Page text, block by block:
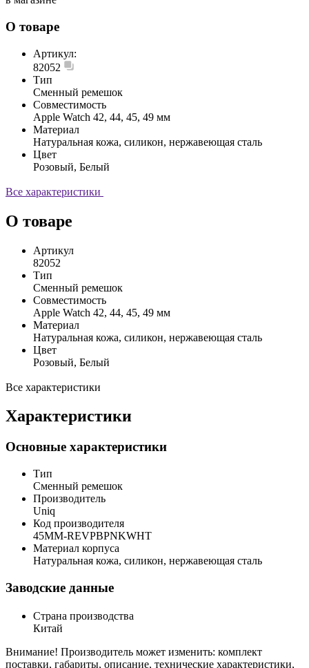
О товаре
Артикул:
82052
Тип
Сменный ремешок
Совместимость
Apple Watch 42, 44, 45, 49 мм
Материал
Натуральная кожа, силикон, нержавеющая сталь
Цвет
Розовый, Белый
Все характеристики
О товаре
Артикул
82052
Тип
Сменный ремешок
Совместимость
Apple Watch 42, 44, 45, 49 мм
Материал
Натуральная кожа, силикон, нержавеющая сталь
Цвет
Розовый, Белый
Все характеристики
Характеристики
Основные характеристики
Тип
Сменный ремешок
Производитель
Uniq
Код производителя
45MM-REVPBPNKWHT
Материал корпуса
Натуральная кожа, силикон, нержавеющая сталь
Заводские данные
Страна производства
Китай
Внимание! Производитель может изменить: комплект
поставки, габариты, описание, технические характеристики,